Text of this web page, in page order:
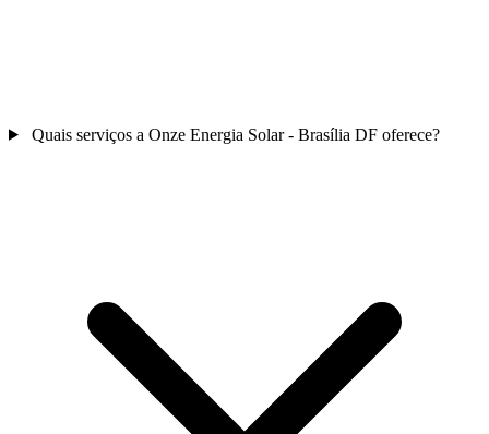
Quais serviços a Onze Energia Solar - Brasília DF oferece?